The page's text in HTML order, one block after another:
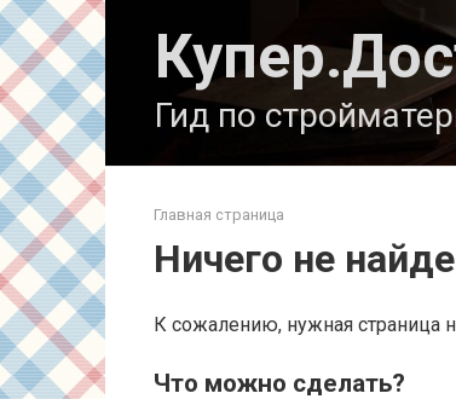
Перейти
к
контенту
Гид по
Главная страница
Ничего не
К сожалению, нужная страница
Что можно сделать?